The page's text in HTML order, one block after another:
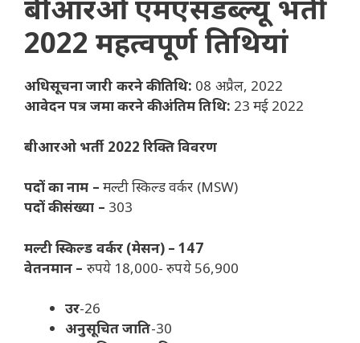
बीआरओ एमएसडब्ल्यू भर्ती
2022 महत्वपूर्ण तिथियां
अधिसूचना जारी करने की तिथि: 08 अप्रैल, 2022
आवेदन पत्र जमा करने की अंतिम तिथि: 23 मई 2022
बीआरओ भर्ती 2022 रिक्ति विवरण
पदों का नाम – मल्टी स्किल्ड वर्कर (MSW)
पदों की संख्या – 303
मल्टी स्किल्ड वर्कर (मेसन) – 147
वेतनमान – रुपये 18,000- रुपये 56,900
उर-26
अनुसूचित जाति-30